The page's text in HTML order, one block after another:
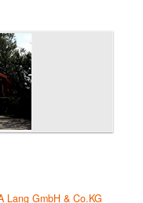
Lang GmbH & Co.KG